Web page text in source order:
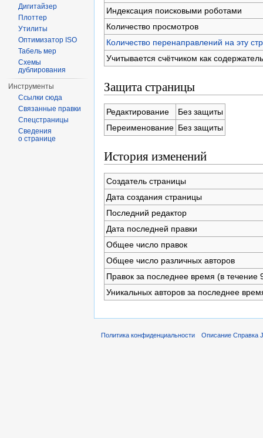
Индексация поисковыми роботами
Количество просмотров
Количество перенаправлений на эту
Учитывается счётчиком как
Защита страницы
Редактирование
Без защиты
Переименование Без защиты
История изменений
Создатель страницы
Дата создания страницы
Последний редактор
Дата последней правки
Общее число правок
Общее число различных авторов
Правок за последнее время (в течение
Уникальных авторов за последнее
Дигитайзер
Плоттер
Утилиты
Оптимизатор ISO
Табель мер
Схемы
дублирования
Инструменты
Ссылки сюда
Связанные правки
Спецстраницы
Сведения
о странице
Политика конфиденциальности Описание Справка